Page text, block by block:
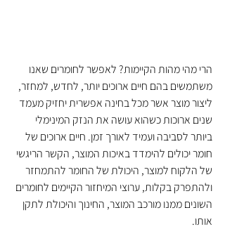
הרי מהי מהות הקיימות? לאפשר לחומרים שאנו
משתמשים בהם חיים ארוכים יותר, לחדש, למחזר,
ליצור מוצר אשר מכל בחינה אפשרית יחזיק מעמד
שנים ארוכות כשהוא עושה את הנזק המינימלי
ביותר לסביבה ועמיד לאורך זמן. חיים ארוכים של
חומר יכולים להימדד באיכות המוצר, הקשר הריגשי
של הלקוח למוצר, היכולת של החומר להתמחזר
ולהתפרק בקלות, ערוצי המיחזור הקיימים לחומרים
השונים ממנו מורכב המוצר, החינוך והיכולת לתקן
אותו.